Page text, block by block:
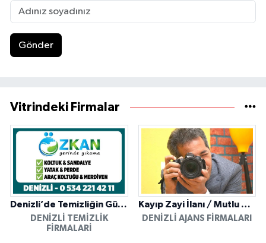
Gönder
Vitrindeki Firmalar
Denizli’de Temizliğin Güvenilir Adresi: Özkan Yerinde Yıkama
DENIZLI TEMIZLIK
FIRMALARI
Kayıp Zayi İlanı / Mutlu Ajans / Denizli
DENIZLI AJANS FIRMALARI